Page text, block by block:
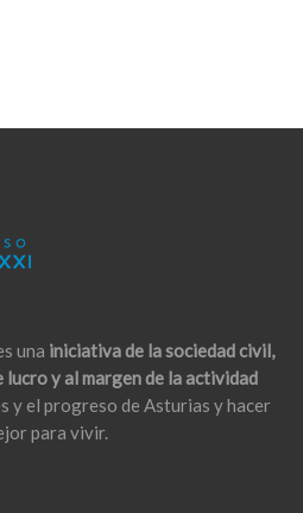
una iniciativa de la sociedad civil,
lucro y al margen de la actividad
y el progreso de Asturias y hacer
para vivir.